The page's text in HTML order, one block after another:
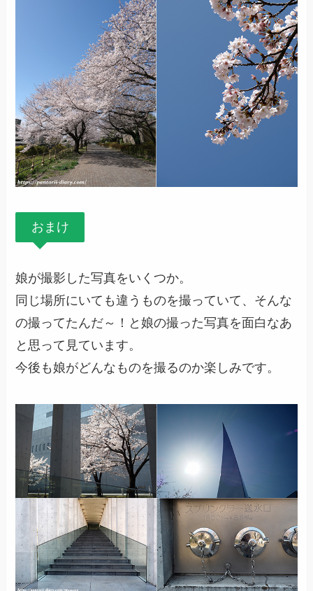
おまけ
娘が撮影した写真をいくつか。
同じ場所にいても違うものを撮っていて、そんな
の撮ってたんだ～！と娘の撮った写真を面白なあ
と思って見ています。
今後も娘がどんなものを撮るのか楽しみです。